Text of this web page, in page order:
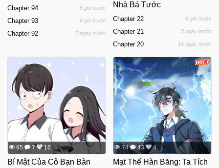
Chapter 94 5 giờ trước
Chapter 93 6 giờ trước
Chapter 92 7 ngày trước
Nhà Bá Tước
Chapter 22 6 giờ trước
Chapter 21 8 ngày trước
Chapter 20 14 ngày trước
95 7 16
Bí Mật Của Cô Bạn Bàn
74 43 4
Mạt Thế Hàn Băng: Ta Tích